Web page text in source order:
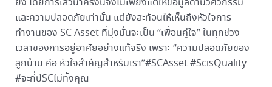
ยั้ง โดยการเสวนาครั้งนี้จึงไม่เพียงแต่ให้ข้อมูลด้านวิศวกรรม
และความปลอดภัยเท่านั้น แต่ยังสะท้อนให้เห็นถึงหัวใจการ
ทำงานของ SC Asset ที่มุ่งมั่นจะเป็น “เพื่อนคู่ใจ” ในทุกช่วง
เวลาของการอยู่อาศัยอย่างแท้จริง เพราะ “ความปลอดภัยของ
ลูกบ้าน คือ หัวใจสำคัญสำหรับเรา”#SCAsset #ScisQuality
#จะกี่ปีSCไม่ทิ้งคุณ